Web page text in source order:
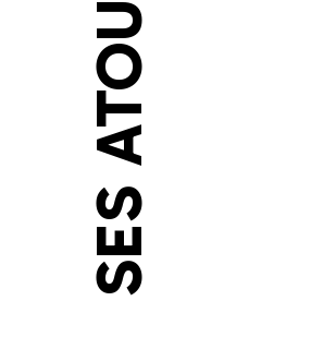
SES ATOUTS